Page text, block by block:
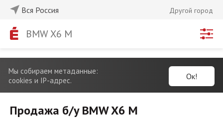
Вся Россия Другой город
BMW X6 M
Мы собираем метаданные:
cookies и IP-адрес.
Ок!
Продажа б/у BMW X6 M